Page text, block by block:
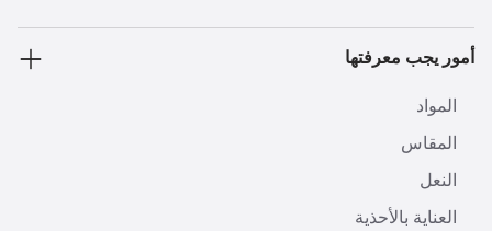
أمور يجب معرفتها
المواد
المقاس
النعل
العناية بالأحذية